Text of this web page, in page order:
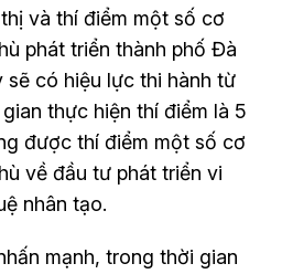
và thí điểm một số cơ
phát triển thành phố Đà
sẽ có hiệu lực thi hành từ
thực hiện thí điểm là 5
được thí điểm một số cơ
về đầu tư phát triển vi
nhân tạo.
mạnh, trong thời gian